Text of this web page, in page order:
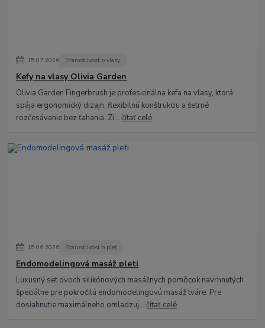
15.07.2026 Starostlivosť o vlasy
Kefy na vlasy Olivia Garden
Olivia Garden Fingerbrush je profesionálna kefa na vlasy, ktorá
spája ergonomický dizajn, flexibilnú konštrukciu a šetrné
rozčesávanie bez ťahania. Zi...čítať celé
15.06.2026 Starostlivosť o pleť
Endomodelingová masáž pleti
Luxusný set dvoch silikónových masážnych pomôcok navrhnutých
špeciálne pre pokročilú endomodelingovú masáž tváre. Pre
dosiahnutie maximálneho omladzuj...čítať celé